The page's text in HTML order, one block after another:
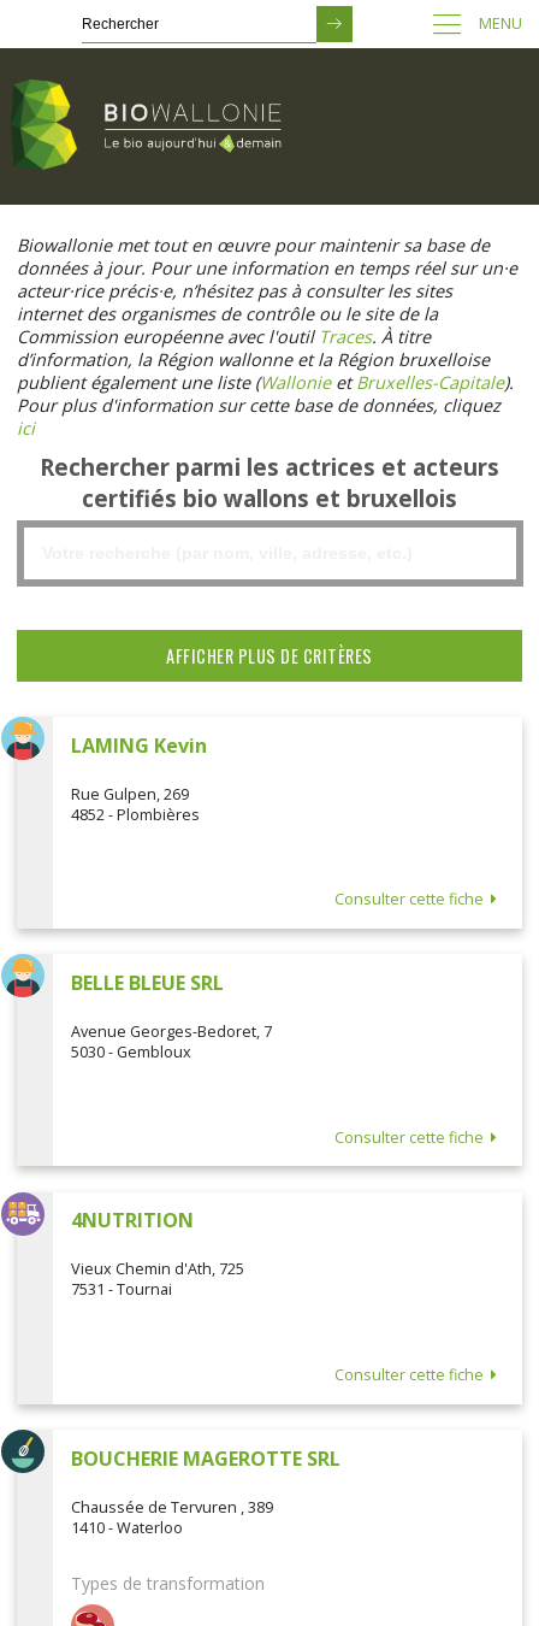
contenu
principal
MENU
Biowallonie met tout en œuvre pour maintenir sa base de
données à jour. Pour une information en temps réel sur un·e
acteur·rice précis·e, n’hésitez pas à consulter les sites
internet des organismes de contrôle ou le site de la
Commission européenne avec l'outil Traces. À titre
d’information, la Région wallonne et la Région bruxelloise
publient également une liste (WallonieetBruxelles-Capitale).
Pour plus d'information sur cette base de données, cliquez
ici
Rechercher parmi les actrices et acteurs
certifiés bio wallons et bruxellois
LAMING Kevin
Rue Gulpen, 269
4852 - Plombières
Consulter cette fiche
BELLE BLEUE SRL
Avenue Georges-Bedoret, 7
5030 - Gembloux
Consulter cette fiche
4NUTRITION
Vieux Chemin d'Ath, 725
7531 - Tournai
Consulter cette fiche
BOUCHERIE MAGEROTTE SRL
Chaussée de Tervuren , 389
1410 - Waterloo
Types de transformation
AFFICHER PLUS DE CRITÈRES